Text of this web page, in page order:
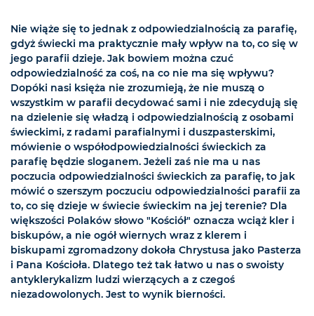
Nie wiąże się to jednak z odpowiedzialnością za parafię,
gdyż świecki ma praktycznie mały wpływ na to, co się w
jego parafii dzieje. Jak bowiem można czuć
odpowiedzialność za coś, na co nie ma się wpływu?
Dopóki nasi księża nie zrozumieją, że nie muszą o
wszystkim w parafii decydować sami i nie zdecydują się
na dzielenie się władzą i odpowiedzialnością z osobami
świeckimi, z radami parafialnymi i duszpasterskimi,
mówienie o współodpowiedzialności świeckich za
parafię będzie sloganem. Jeżeli zaś nie ma u nas
poczucia odpowiedzialności świeckich za parafię, to jak
mówić o szerszym poczuciu odpowiedzialności parafii za
to, co się dzieje w świecie świeckim na jej terenie? Dla
większości Polaków słowo "Kościół" oznacza wciąż kler i
biskupów, a nie ogół wiernych wraz z klerem i
biskupami zgromadzony dokoła Chrystusa jako Pasterza
i Pana Kościoła. Dlatego też tak łatwo u nas o swoisty
antyklerykalizm ludzi wierzących a z czegoś
niezadowolonych. Jest to wynik bierności.